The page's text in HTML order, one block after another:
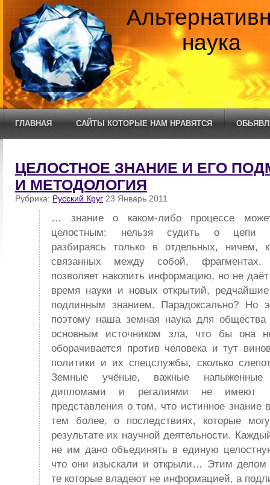
наука
ГЛАВНАЯ САЙТЫ КОТОРЫЕ НАМ НРАВЯТСЯ
ЦЕЛОСТНОЕ ЗНАНИЕ И ЕГО
И МЕТОДОЛОГИЯ
Рубрика: Русский Круг 23 Январь 2011
… знание о каком-либо процессе
целостным: нельзя судить о цепи
разбираясь только в отдельных, ничем,
связанных между собой, фрагментах.
позволяет накопить информацию, но не
время науки и новых открытий,
подлинным знанием. Парадоксально? Но
поэтому наша земная наука для
основным источником зла, что бы она
оборачивается против человека и тут
политики и их спецслужбы, сколько
Земные учёные, важные
дипломами и регалиями не имеют
представления о том, что истинное знание
тем более, о последствиях, которые
результате их научной деятельности.
не им дано объединять в единую
что они изыскали и открыли… Этим делом
те которые владеют не информацией, а